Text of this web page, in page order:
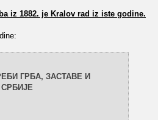
iz 1882. je Kralov rad iz iste godine.
ГРБА, ЗАСТАВЕ И